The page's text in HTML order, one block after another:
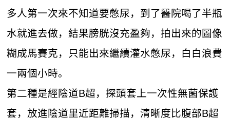
多人第一次來不知道要憋尿，到了醫院喝了半瓶
水就進去做，結果膀胱沒充盈夠，拍出來的圖像
糊成馬賽克，只能出來繼續灌水憋尿，白白浪費
一兩個小時。
第二種是經陰道B超，探頭套上一次性無菌保護
套，放進陰道里近距離掃描，清晰度比腹部B超